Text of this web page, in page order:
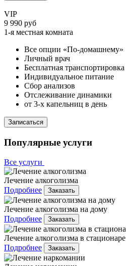
VIP
9 990 руб
1-я местная комната
Все опции «По-домашнему»
Личный врач
Бесплатная транспортировка
Индивидуальное питание
Сбор анализов
Отслеживание динамики
от 3-х капельниц в день
Записаться
Популярные услуги
Все услуги
Лечение алкоголизма
Подробнее
Заказать
Лечение алкоголизма на дому
Подробнее
Заказать
Лечение алкоголизма в стационаре
Подробнее
Заказать